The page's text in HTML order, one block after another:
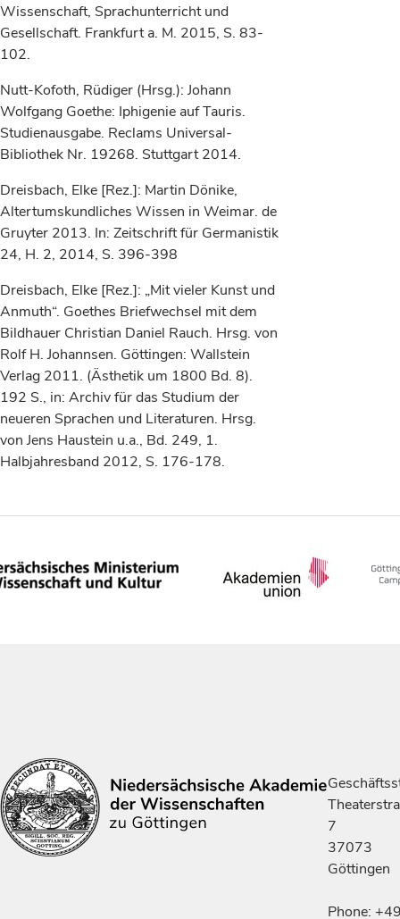
Wissenschaft, Sprachunterricht und
Gesellschaft. Frankfurt a. M. 2015, S. 83-
102.
Nutt-Kofoth, Rüdiger (Hrsg.): Johann
Wolfgang Goethe: Iphigenie auf Tauris.
Studienausgabe. Reclams Universal-
Bibliothek Nr. 19268. Stuttgart 2014.
Dreisbach, Elke [Rez.]: Martin Dönike,
Altertumskundliches Wissen in Weimar. de
Gruyter 2013. In: Zeitschrift für Germanistik
24, H. 2, 2014, S. 396-398
Dreisbach, Elke [Rez.]: „Mit vieler Kunst und
Anmuth“. Goethes Briefwechsel mit dem
Bildhauer Christian Daniel Rauch. Hrsg. von
Rolf H. Johannsen. Göttingen: Wallstein
Verlag 2011. (Ästhetik um 1800 Bd. 8).
192 S., in: Archiv für das Studium der
neueren Sprachen und Literaturen. Hrsg.
von Jens Haustein u.a., Bd. 249, 1.
Halbjahresband 2012, S. 176-178.
7
37073
Göttingen
Phone: